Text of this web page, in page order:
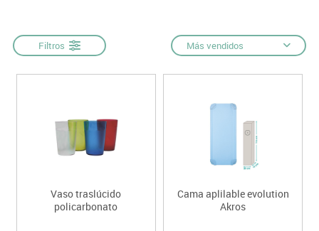
Filtros Más vendidos
Vaso traslúcido
policarbonato
Cama aplilable evolution
Akros